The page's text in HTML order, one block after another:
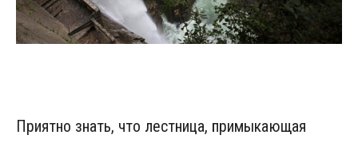
Приятно знать, что лестница, примыкающая